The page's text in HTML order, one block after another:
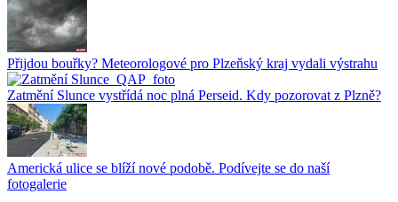
Přijdou bouřky? Meteorologové pro Plzeňský kraj vydali výstrahu
Zatmění Slunce vystřídá noc plná Perseid. Kdy pozorovat z Plzně?
Americká ulice se blíží nové podobě. Podívejte se do naší
fotogalerie